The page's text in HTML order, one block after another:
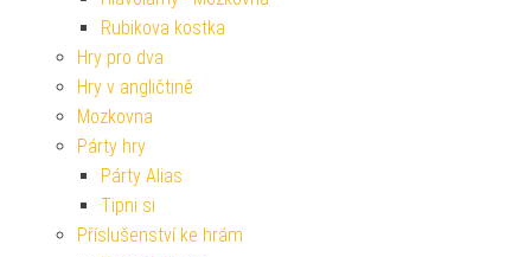
Rubikova kostka
Hry pro dva
Hry v angličtině
Mozkovna
Párty hry
Párty Alias
Tipni si
Příslušenství ke hrám